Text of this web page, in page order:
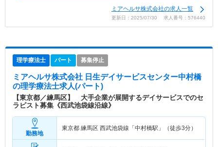
ミアヘルサ株式会社の求人一覧
更新日：2025/07/30 求人番号：576440
理学療法士 パート 募集停止
ミアヘルサ株式会社 日生デイサービスセンター中村橋
の理学療法士求人(パート)
【東京都／練馬区】 大手企業が展開するデイサービスでのセ
ラピスト募集《西武池袋線沿線》
勤務地
東京都 練馬区 西武池袋線「中村橋駅」（徒歩3分）